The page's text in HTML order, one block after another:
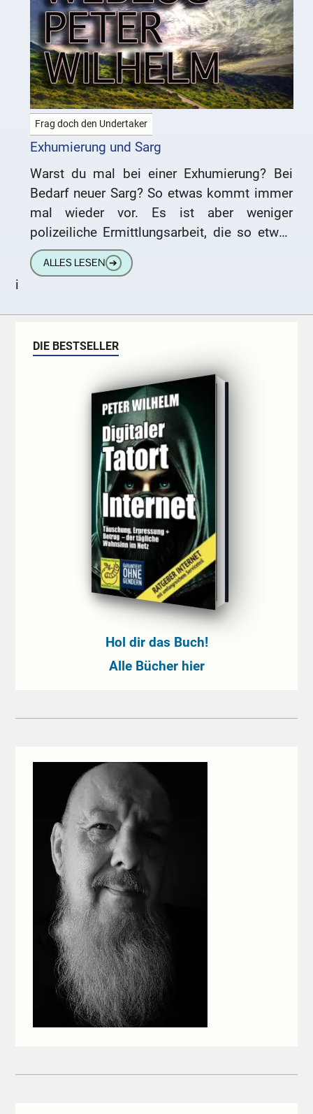
Frag doch den Undertaker
Exhumierung und Sarg
Warst du mal bei einer Exhumierung? Bei
Bedarf neuer Sarg? So etwas kommt immer
mal wieder vor. Es ist aber weniger
polizeiliche Ermittlungsarbeit, die so etwas
notwendig werden lässt, als
ALLES LESEN ➔
i
DIE BESTSELLER
Hol dir das Buch!
Alle Bücher hier